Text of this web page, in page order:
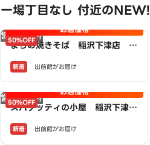
一場丁目なし 付近のNEW!
営業時間外
50%OFF
お店価格
まちの焼きそば 稲沢下津店 p
新着 出前館がお届け
営業時間外
50%OFF
お店価格
スパゲッティの小屋 稲沢下津
新着 出前館がお届け